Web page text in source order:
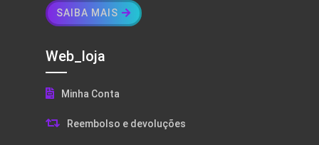
SAIBA MAIS
Web_loja
Minha Conta
Reembolso e devoluções